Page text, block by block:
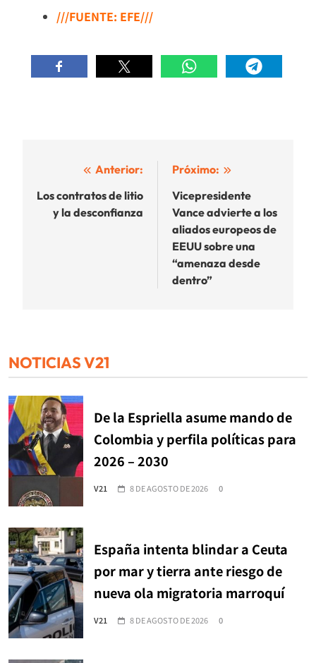
///FUENTE: EFE///
Navegación
de
entradas
Anterior:
Los contratos de litio
y la desconfianza
Próximo:
Vicepresidente
Vance advierte a los
aliados europeos de
EEUU sobre una
“amenaza desde
dentro”
NOTICIAS V21
De la Espriella asume mando de
Colombia y perfila políticas para
2026 – 2030
V21 8 DE AGOSTO DE 2026 0
España intenta blindar a Ceuta
por mar y tierra ante riesgo de
nueva ola migratoria marroquí
V21 8 DE AGOSTO DE 2026 0